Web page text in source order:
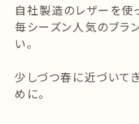
自社製造のレザーを使
毎シーズン人気のブラ
い。
少しづつ春に近づいて
めに。